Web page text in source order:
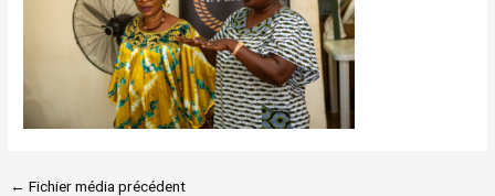
← Fichier média précédent